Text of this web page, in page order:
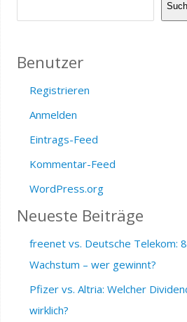
Benutzer
Registrieren
Anmelden
Eintrags-Feed
Kommentar-Feed
WordPress.org
Neueste Beiträge
freenet vs. Deutsche Telekom:
Wachstum – wer gewinnt?
Pfizer vs. Altria: Welcher
wirklich?